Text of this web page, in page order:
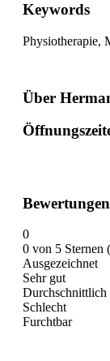
Keywords
Physiotherapie,
Über
Bewertungen
0
0 von 5 Sternen
Ausgezeichnet
Sehr gut
Durchschnittlich
Schlecht
Furchtbar